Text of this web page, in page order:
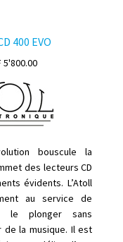
400 EVO
5'800.00
bouscule la
des lecteurs CD
évidents. L’Atoll
au service de
le plonger sans
la musique. Il est